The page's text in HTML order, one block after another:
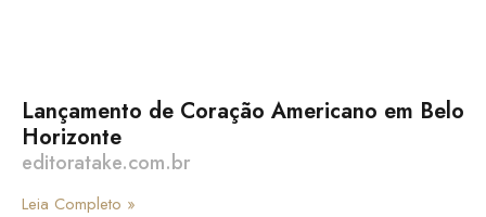
Lançamento de Coração Americano em Belo
Horizonte
editoratake.com.br
Leia Completo »